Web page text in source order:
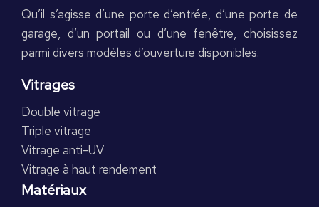
Qu’il s’agisse d’une porte d’entrée, d’une porte de
garage, d’un portail ou d’une fenêtre, choisissez
parmi divers modèles d’ouverture disponibles.
Vitrages
Double vitrage
Triple vitrage
Vitrage anti-UV
Vitrage à haut rendement
Matériaux